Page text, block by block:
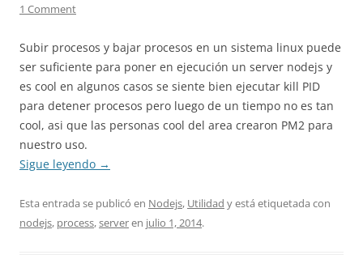
1 Comment
Subir procesos y bajar procesos en un sistema linux puede
ser suficiente para poner en ejecución un server nodejs y
es cool en algunos casos se siente bien ejecutar kill PID
para detener procesos pero luego de un tiempo no es tan
cool, asi que las personas cool del area crearon PM2 para
nuestro uso.
Sigue leyendo →
Esta entrada se publicó en Nodejs, Utilidad y está etiquetada con
nodejs, process,serveren julio 1, 2014.